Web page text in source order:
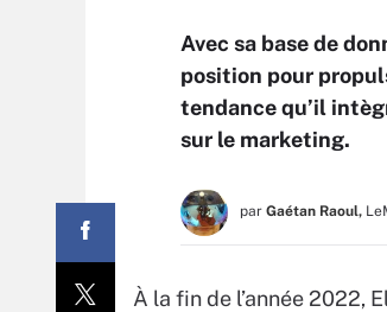
Avec sa base de
position pour
tendance qu’il
sur le marketing.
par Gaétan Raoul,
À la fin de l’année 2022,